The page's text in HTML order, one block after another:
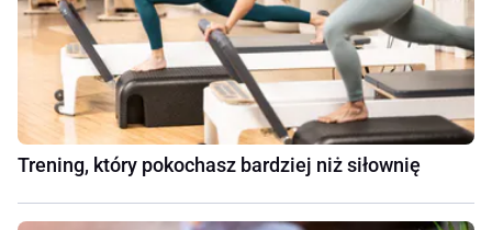
Trening, który pokochasz bardziej niż siłownię